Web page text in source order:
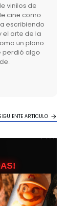
vinilos de
cine como
escribiendo
el arte de la
un plano
perdió algo
ARTICULO